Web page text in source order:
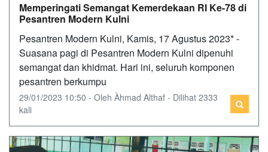
Memperingati Semangat Kemerdekaan RI Ke-78 di
Pesantren Modern Kulni
Pesantren Modern Kulni, Kamis, 17 Agustus 2023* -
Suasana pagi di Pesantren Modern Kulni dipenuhi
semangat dan khidmat. Hari ini, seluruh komponen
pesantren berkumpu
29/01/2023 10:50 - Oleh Àhmad Althaf - Dilihat 2333
kali